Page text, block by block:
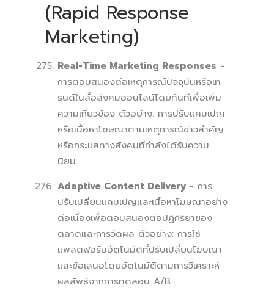
(Rapid Response
Marketing)
Real-Time Marketing Responses -
การตอบสนองต่อเหตุการณ์ปัจจุบันหรือเท
รนด์ในสื่อสังคมออนไลน์โดยทันทีเพื่อเพิ่ม
ความเกี่ยวข้อง ตัวอย่าง: การปรับแคมเปญ
หรือเนื้อหาโฆษณาตามเหตุการณ์ข่าวสำคัญ
หรือกระแสทางสังคมที่กำลังได้รับความ
นิยม.
Adaptive Content Delivery - การ
ปรับเปลี่ยนแคมเปญและเนื้อหาโฆษณาอย่าง
ต่อเนื่องเพื่อตอบสนองต่อปฏิกิริยาของ
ตลาดและการวัดผล ตัวอย่าง: การใช้
แพลตฟอร์มอัตโนมัติที่ปรับเปลี่ยนโฆษณา
และข้อเสนอโดยอัตโนมัติตามการวิเคราะห์
ผลลัพธ์จากการทดสอบ A/B.